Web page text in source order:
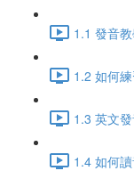
1.1 發音
1.2 如何
1.3 英文
1.4 如何